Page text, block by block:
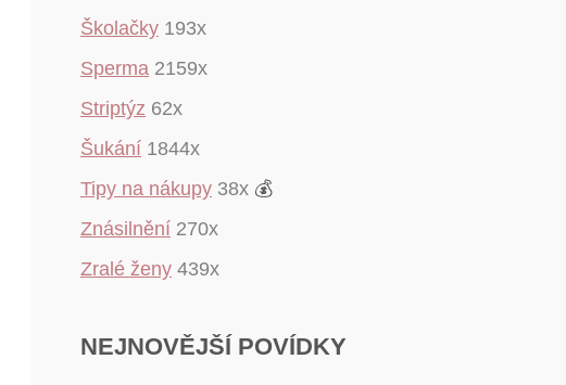
Školačky 193x
Sperma 2159x
Striptýz 62x
Šukání 1844x
Tipy na nákupy 38x 💰
Znásilnění 270x
Zralé ženy 439x
NEJNOVĚJŠÍ POVÍDKY